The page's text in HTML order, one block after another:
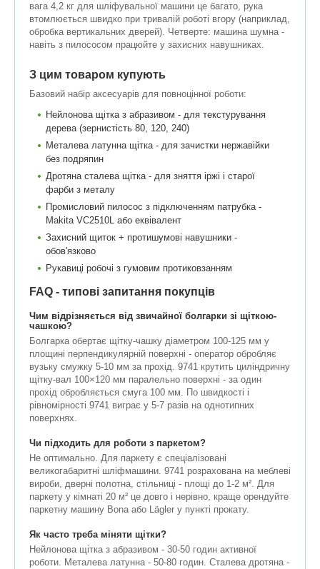
вага 4,2 кг для шліфувальної машини це багато, рука
втомлюється швидко при тривалій роботі вгору (наприклад,
обробка вертикальних дверей). Четверте: машина шумна -
навіть з пилососом працюйте у захисних навушниках.
З цим товаром купують
Базовий набір аксесуарів для повноцінної роботи:
Нейлонова щітка з абразивом - для текстурування
дерева (зернистість 80, 120, 240)
Металева латунна щітка - для зачистки нержавійки
без подряпин
Дротяна сталева щітка - для зняття іржі і старої
фарби з металу
Промисловий пилосос з підключенням патрубка -
Makita VC2510L або еквівалент
Захисний щиток + протишумові навушники -
обов'язково
Рукавиці робочі з гумовим протиковзанням
FAQ - типові запитання покупців
Чим відрізняється від звичайної болгарки зі щіткою-
чашкою?
Болгарка обертає щітку-чашку діаметром 100-125 мм у
площині перпендикулярній поверхні - оператор обробляє
вузьку смужку 5-10 мм за прохід. 9741 крутить циліндричну
щітку-вал 100×120 мм паралельно поверхні - за один
прохід обробляється смуга 100 мм. По швидкості і
рівномірності 9741 виграє у 5-7 разів на однотипних
поверхнях.
Чи підходить для роботи з паркетом?
Не оптимально. Для паркету є спеціалізовані
великогабаритні шліфмашини. 9741 розрахована на меблеві
вироби, дверні полотна, стільниці - площі до 1-2 м². Для
паркету у кімнаті 20 м² це довго і нерівно, краще орендуйте
паркетну машину Bona або Lägler у пункті прокату.
Як часто треба міняти щітки?
Нейлонова щітка з абразивом - 30-50 годин активної
роботи. Металева латунна - 50-80 годин. Сталева дротяна -